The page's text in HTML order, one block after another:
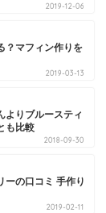
2019-12-06
？マフィン作りを
2019-03-13
よりブルースティ
も比較
2018-09-30
ーの口コミ 手作り
2019-02-11